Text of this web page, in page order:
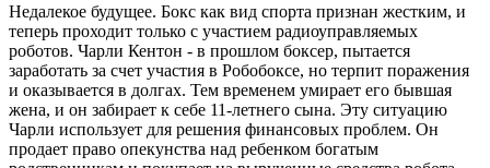
Недалекое будущее. Бокс как вид спорта признан жестким, и
теперь проходит только с участием радиоуправляемых
роботов. Чарли Кентон - в прошлом боксер, пытается
заработать за счет участия в Робобоксе, но терпит поражения
и оказывается в долгах. Тем временем умирает его бывшая
жена, и он забирает к себе 11-летнего сына. Эту ситуацию
Чарли использует для решения финансовых проблем. Он
продает право опекунства над ребенком богатым